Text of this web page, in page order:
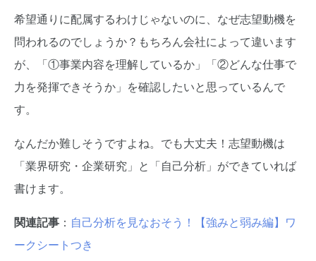
希望通りに配属するわけじゃないのに、なぜ志望動機を
問われるのでしょうか？もちろん会社によって違います
が、「①事業内容を理解しているか」「②どんな仕事で
力を発揮できそうか」を確認したいと思っているんで
す。
なんだか難しそうですよね。でも大丈夫！志望動機は
「業界研究・企業研究」と「自己分析」ができていれば
書けます。
関連記事 ： 自己分析を見なおそう！【強みと弱み編】ワ
ークシートつき